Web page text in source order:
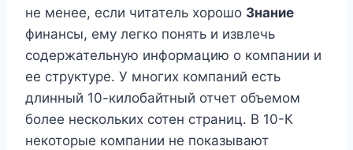
не менее, если читатель хорошо Знание
финансы, ему легко понять и извлечь
содержательную информацию о компании и
ее структуре. У многих компаний есть
длинный 10-килобайтный отчет объемом
более нескольких сотен страниц. В 10-К
некоторые компании не показывают